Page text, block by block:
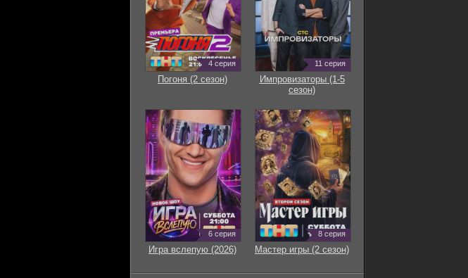
4 серия
Погоня (2 сезон)
11 серия
Импровизаторы (1-5
сезон)
6 серия
Игра вслепую (2026)
8 серия
Мастер игры (2 сезон)